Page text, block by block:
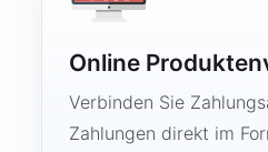
Online
Verbinden Sie
Zahlungen direkt im